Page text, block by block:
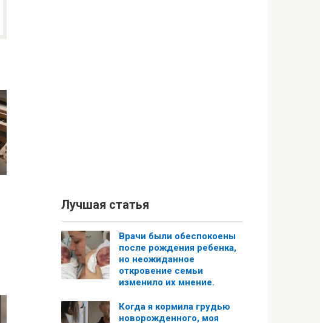
Лучшая статья
Врачи были обеспокоены
после рождения ребенка,
но неожиданное
откровение семьи
изменило их мнение.
Когда я кормила грудью
новорожденного, моя